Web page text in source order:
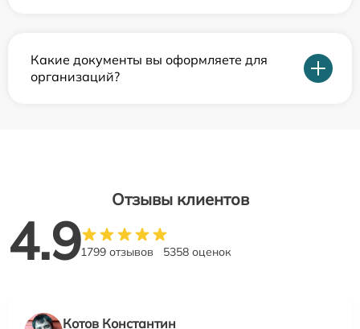
Какие документы вы оформляете для
организаций?
Отзывы клиентов
4.91799 отзывов 5358 оценок
Котов Константин